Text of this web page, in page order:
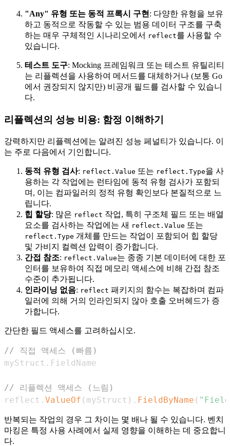
"Any" 유형 또는 동적 프록시 구현 : 다양한 유형을 보유
하고 동적으로 작동할 수 있는 범용 데이터 구조를 구축
하는 매우 구체적인 시나리오에서 reflect를 사용할 수
있습니다.
테스트 도구: Mocking 프레임워크 또는 테스트 유틸리티
는 리플렉션을 사용하여 메서드를 대체하거나 (보통 Go
에서 권장되지 않지만) 비공개 필드를 검사할 수 있습니
다.
리플렉션의 성능 비용: 함정 이해하기
강력하지만 리플렉션에는 알려진 성능 페널티가 있습니다. 이
는 주로 다음에서 기인합니다.
동적 유형 검사: reflect.Value 또는 reflect.Type을 사
용하는 각 작업에는 런타임에 동적 유형 검사가 포함되
며, 이는 컴파일러의 정적 유형 확인보다 본질적으로 느
립니다.
힙 할당: 많은 reflect 작업, 특히 구조체 필드 또는 배열
요소를 검사하는 작업에는 새 reflect.Value 또는
reflect.Type 개체를 만드는 작업이 포함되어 힙 할당
및 가비지 컬렉션 압력이 증가합니다.
간접 참조: reflect.Value는 종종 기본 데이터에 대한 포
인터를 보유하여 직접 메모리 액세스에 비해 간접 참조
수준이 추가됩니다.
인라이닝 없음: reflect 패키지의 함수는 복잡하며 컴파
일러에 의해 거의 인라인되지 않아 호출 오버헤드가 증
가합니다.
간단한 필드 액세스를 고려하십시오.
// 직접 액세스 (빠름)
myStruct .
// 리플렉션 액세스 (느림)
reflect . ValueOf ( myStruct ) . FieldByName (
반복되는 작업의 경우 그 차이는 몇 배나 될 수 있습니다. 벤치
마킹은 특정 사용 사례에서 실제 영향을 이해하는 데 중요합니
다.